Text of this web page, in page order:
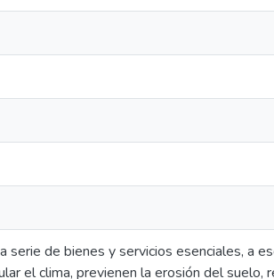
serie de bienes y servicios esenciales, a
el clima, previenen la erosión del suelo,